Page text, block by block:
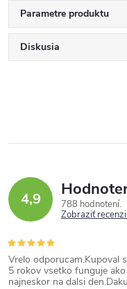
Parametre produktu
Diskusia
4,9
788 hodnotení
Zobraziť
Vrelo odporucam.Kupoval
5 rokov vsetko funguje
najneskor na dalsi